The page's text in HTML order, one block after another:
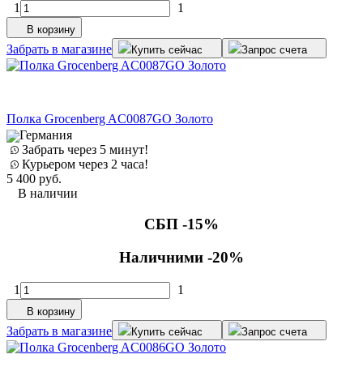
1 1
В корзину
Забрать в магазине Купить сейчас Запрос счета
Полка Grocenberg AC0087GO Золото
Германия
Забрать через 5 минут!
Курьером через 2 часа!
5 400 руб.
В наличии
СБП -15%
Наличними -20%
1 1
В корзину
Забрать в магазине Купить сейчас Запрос счета